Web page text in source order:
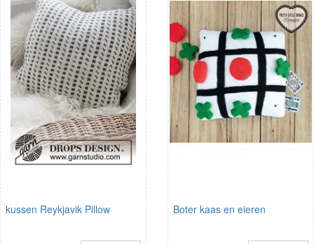
kussen Reykjavik Pillow Boter kaas en eieren